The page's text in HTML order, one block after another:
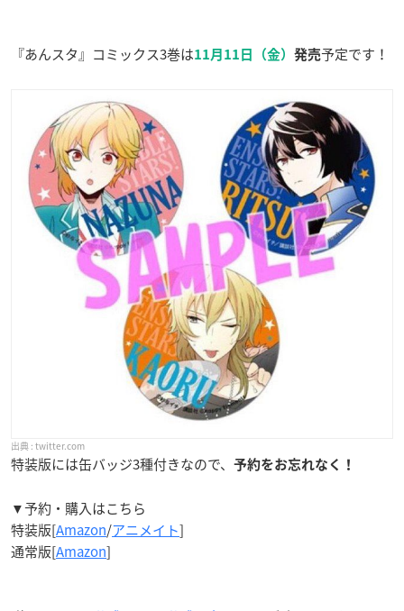
『あんスタ』コミックス3巻は11月11日（金） 発売予定です！
twitter.com
特装版には缶バッジ3種付きなので、 予約をお忘れなく！
▼予約・購入はこちら
特装版[Amazon/アニメイト]
通常版[Amazon]